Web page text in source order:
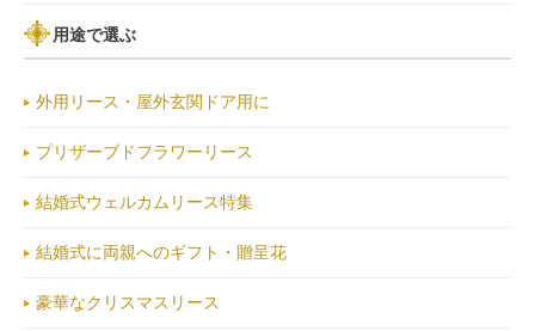
用途で選ぶ
外用リース・屋外玄関ドア用に
プリザーブドフラワーリース
結婚式ウェルカムリース特集
結婚式に両親へのギフト・贈呈花
豪華なクリスマスリース